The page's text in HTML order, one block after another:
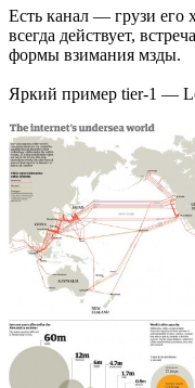
Есть канал — грузи его
всегда действует,
формы взимания мзды.
Яркий пример tier-1 —